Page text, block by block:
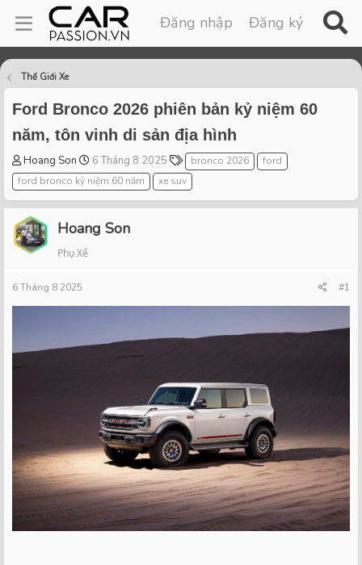
Đăng nhập Đăng ký
Thế Giới Xe
Ford Bronco 2026 phiên bản kỷ niệm 60
năm, tôn vinh di sản địa hình
T
h
r
e
a
d
s
a
r
r
Hoang Son
S
t
a
r
t
d
6 Tháng 8 2025
T
a
g
s
bronco 2026
ford
ford bronco kỷ niệm 60 năm
xe suv
Hoang Son
Phụ Xế
6 Tháng 8 2025 #1